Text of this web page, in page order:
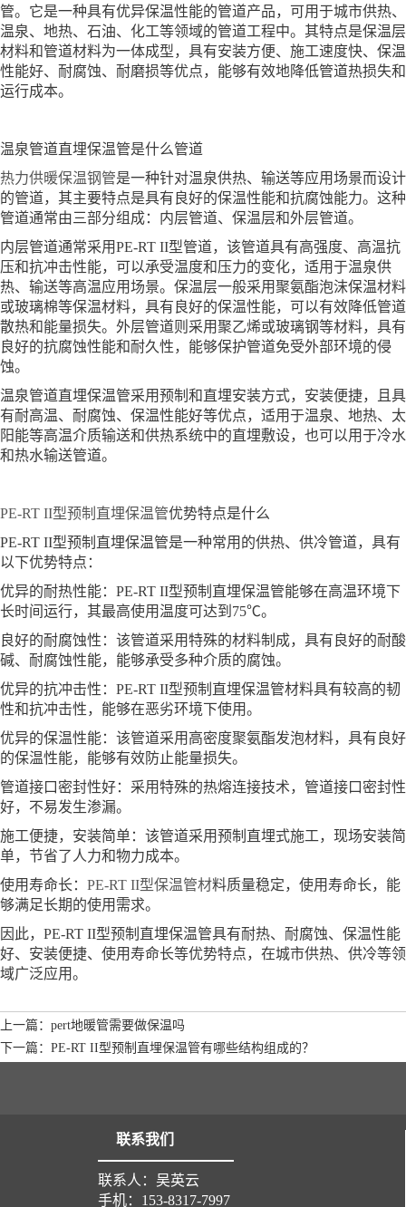
管。它是一种具有优异保温性能的管道产品，可用于城市供热、
温泉、地热、石油、化工等领域的管道工程中。其特点是保温层
材料和管道材料为一体成型，具有安装方便、施工速度快、保温
性能好、耐腐蚀、耐磨损等优点，能够有效地降低管道热损失和
运行成本。
温泉管道直埋保温管是什么管道
热力供暖保温钢管是一种针对温泉供热、输送等应用场景而设计
的管道，其主要特点是具有良好的保温性能和抗腐蚀能力。这种
管道通常由三部分组成：内层管道、保温层和外层管道。
内层管道通常采用PE-RT II型管道，该管道具有高强度、高温抗
压和抗冲击性能，可以承受温度和压力的变化，适用于温泉供
热、输送等高温应用场景。保温层一般采用聚氨酯泡沫保温材料
或玻璃棉等保温材料，具有良好的保温性能，可以有效降低管道
散热和能量损失。外层管道则采用聚乙烯或玻璃钢等材料，具有
良好的抗腐蚀性能和耐久性，能够保护管道免受外部环境的侵
蚀。
温泉管道直埋保温管采用预制和直埋安装方式，安装便捷，且具
有耐高温、耐腐蚀、保温性能好等优点，适用于温泉、地热、太
阳能等高温介质输送和供热系统中的直埋敷设，也可以用于冷水
和热水输送管道。
PE-RT II型预制直埋保温管优势特点是什么
PE-RT II型预制直埋保温管是一种常用的供热、供冷管道，具有
以下优势特点：
优异的耐热性能：PE-RT II型预制直埋保温管能够在高温环境下
长时间运行，其最高使用温度可达到75℃。
良好的耐腐蚀性：该管道采用特殊的材料制成，具有良好的耐酸
碱、耐腐蚀性能，能够承受多种介质的腐蚀。
优异的抗冲击性：PE-RT II型预制直埋保温管材料具有较高的韧
性和抗冲击性，能够在恶劣环境下使用。
优异的保温性能：该管道采用高密度聚氨酯发泡材料，具有良好
的保温性能，能够有效防止能量损失。
管道接口密封性好：采用特殊的热熔连接技术，管道接口密封性
好，不易发生渗漏。
施工便捷，安装简单：该管道采用预制直埋式施工，现场安装简
单，节省了人力和物力成本。
使用寿命长： PE-RT II型保温管材料质量稳定，使用寿命长，能
够满足长期的使用需求。
因此，PE-RT II型预制直埋保温管具有耐热、耐腐蚀、保温性能
好、安装便捷、使用寿命长等优势特点，在城市供热、供冷等领
域广泛应用。
上一篇：pert地暖管需要做保温吗
下一篇：PE-RT II型预制直埋保温管有哪些结构组成的？
联系我们
联系人：吴英云
手机：153-8317-7997